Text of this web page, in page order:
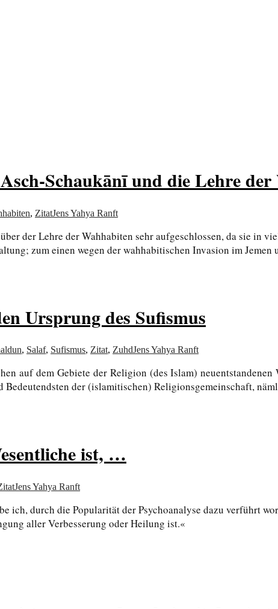
Schaukānī und die Lehre der
, ZitatJens Yahya Ranft
der Lehre der Wahhabiten sehr aufgeschlossen, da sie in
zum einen wegen der wahhabitischen Invasion im Jemen
Ursprung des Sufismus
, Salaf, Sufismus, Zitat, ZuhdJens Yahya Ranft
auf dem Gebiete der Religion (des Islam)
der (islamitischen) Religionsgemeinschaft,
ist, …
Jens Yahya Ranft
ich, durch die Popularität der Psychoanalyse dazu verführt
aller Verbesserung oder Heilung ist.«